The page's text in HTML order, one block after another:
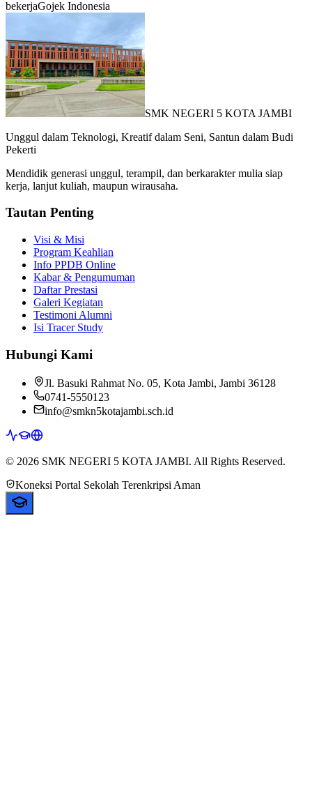
bekerjaGojek Indonesia
SMK NEGERI 5 KOTA JAMBI
Unggul dalam Teknologi, Kreatif dalam Seni, Santun dalam Budi
Pekerti
Mendidik generasi unggul, terampil, dan berkarakter mulia siap
kerja, lanjut kuliah, maupun wirausaha.
Tautan Penting
Visi & Misi
Program Keahlian
Info PPDB Online
Kabar & Pengumuman
Daftar Prestasi
Galeri Kegiatan
Testimoni Alumni
Isi Tracer Study
Hubungi Kami
Jl. Basuki Rahmat No. 05, Kota Jambi, Jambi 36128
0741-5550123
info@smkn5kotajambi.sch.id
© 2026 SMK NEGERI 5 KOTA JAMBI. All Rights Reserved.
Koneksi Portal Sekolah Terenkripsi Aman